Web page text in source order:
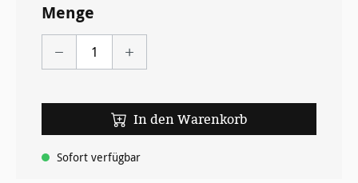
Menge
In den Warenkorb
Sofort verfügbar